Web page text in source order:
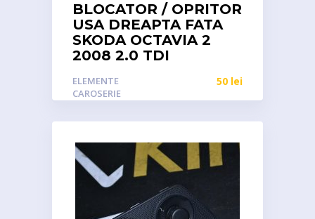
BLOCATOR / OPRITOR
USA DREAPTA FATA
SKODA OCTAVIA 2
2008 2.0 TDI
ELEMENTE
CAROSERIE
50 lei